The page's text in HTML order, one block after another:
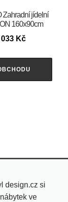
Zahradní jídelní
160x90cm
Kč
design.cz si
ve